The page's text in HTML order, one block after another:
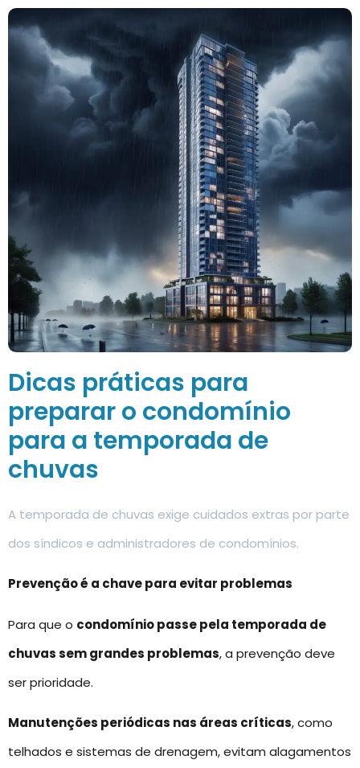
Dicas práticas para
preparar o condomínio
para a temporada de
chuvas
A temporada de chuvas exige cuidados extras por parte
dos síndicos e administradores de condomínios.
Prevenção é a chave para evitar problemas
Para que o condomínio passe pela temporada de
chuvas sem grandes problemas, a prevenção deve
ser prioridade.
Manutenções periódicas nas áreas críticas, como
telhados e sistemas de drenagem, evitam alagamentos